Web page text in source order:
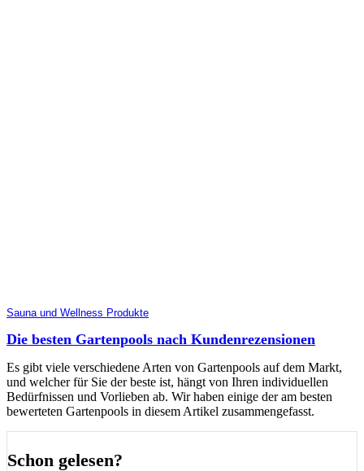
Sauna und Wellness Produkte
Die besten Gartenpools nach Kundenrezensionen
Es gibt viele verschiedene Arten von Gartenpools auf dem Markt,
und welcher für Sie der beste ist, hängt von Ihren individuellen
Bedürfnissen und Vorlieben ab. Wir haben einige der am besten
bewerteten Gartenpools in diesem Artikel zusammengefasst.
Schon gelesen?